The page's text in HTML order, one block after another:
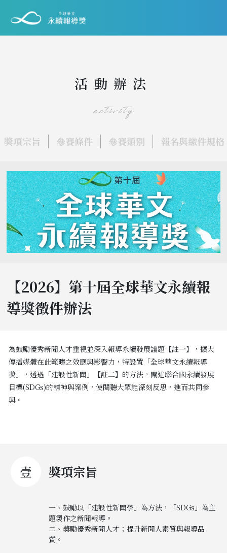
活動辦法
activity
獎項宗旨 參賽條件 參賽類別 報名與繳件規格
【2026】第十屆全球華文永續報
導獎徵件辦法
為鼓勵優秀新聞人才重視並深入報導永續發展議題【註一】，擴大
傳播媒體在此範疇之效應與影響力，特設置「全球華文永續報導
獎」，透過「建設性新聞」【註二】的方法，闡述聯合國永續發展
目標(SDGs)的精神與案例，使閱聽大眾能深刻反思，進而共同參
與。
壹 獎項宗旨
一、鼓勵以「建設性新聞學」為方法，「SDGs」為主
題製作之新聞報導。
二、獎勵優秀新聞人才；提升新聞人素質與報導品
質。